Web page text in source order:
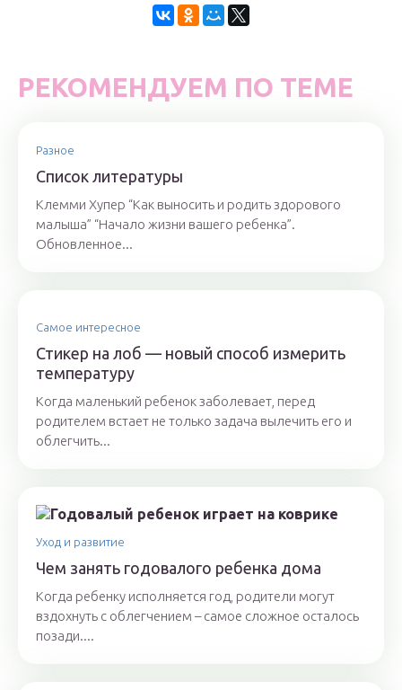
РЕКОМЕНДУЕМ ПО ТЕМЕ
Разное
Список литературы
Клемми Хупер “Как выносить и родить здорового
малыша” “Начало жизни вашего ребенка”.
Обновленное...
Самое интересное
Стикер на лоб — новый способ измерить
температуру
Когда маленький ребенок заболевает, перед
родителем встает не только задача вылечить его и
облегчить...
Уход и развитие
Чем занять годовалого ребенка дома
Когда ребенку исполняется год, родители могут
вздохнуть с облегчением – самое сложное осталось
позади....